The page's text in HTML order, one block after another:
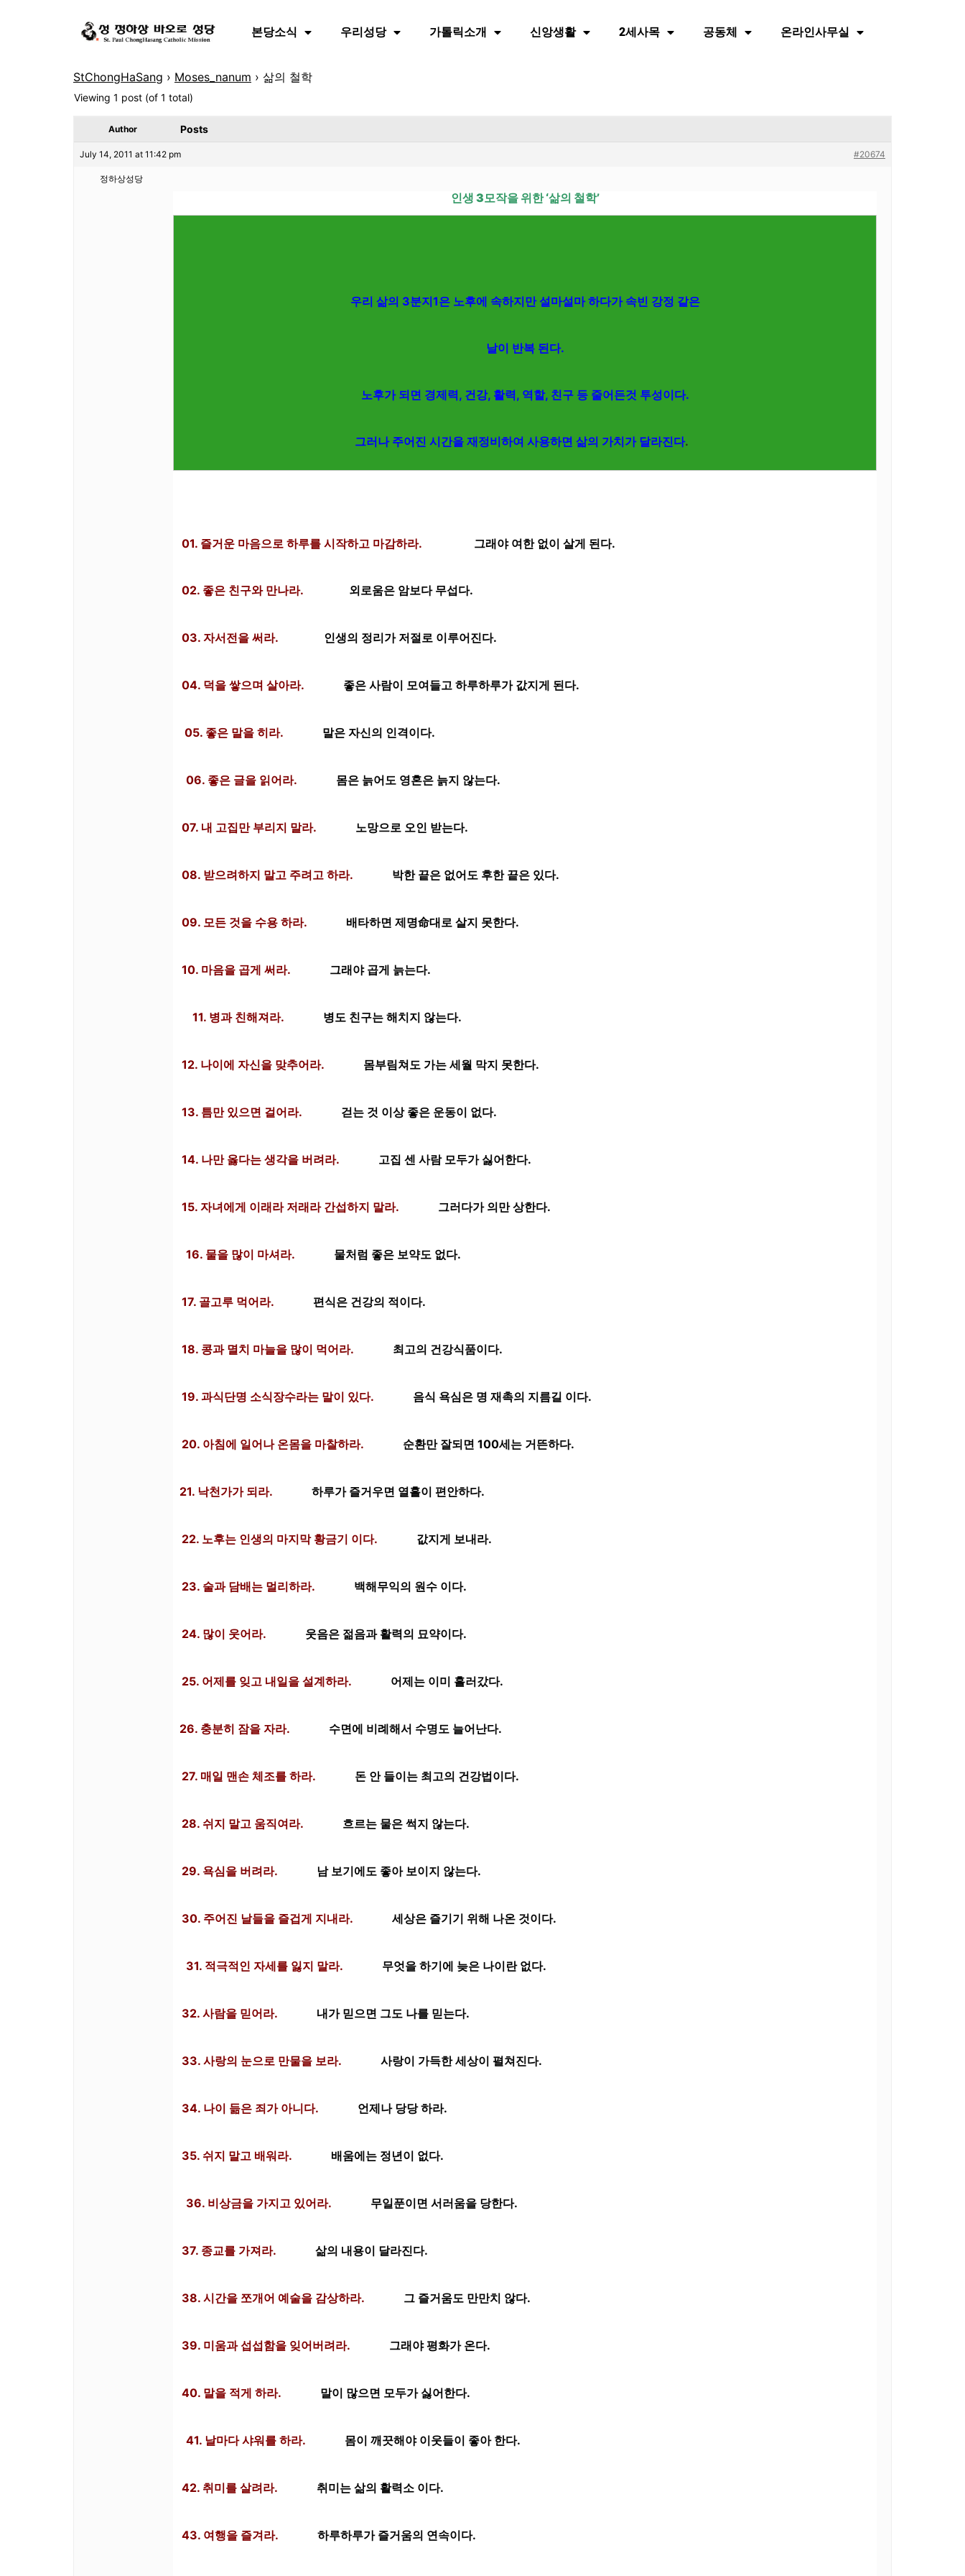
본당소식 우리성당 가톨릭소개 신앙생활 2세사목 공동체 온라인사무실
StChongHaSang › Moses_nanum › 삶의 철학
Viewing 1 post (of 1 total)
Author Posts
July 14, 2011 at 11:42 pm #20674
정하상성당
인생 3모작을 위한 ‘삶의 철학’
우리 삶의 3분지1은 노후에 속하지만 설마설마 하다가 속빈 강정 같은
날이 반복 된다.
노후가 되면 경제력, 건강, 활력, 역할, 친구 등 줄어든것 투성이다.
그러나 주어진 시간을 재정비하여 사용하면 삶의 가치가 달라진다.
01. 즐거운 마음으로 하루를 시작하고 마감하라. 그래야 여한 없이 살게 된다.
02. 좋은 친구와 만나라. 외로움은 암보다 무섭다.
03. 자서전을 써라. 인생의 정리가 저절로 이루어진다.
04. 덕을 쌓으며 살아라. 좋은 사람이 모여들고 하루하루가 값지게 된다.
05. 좋은 말을 히라. 말은 자신의 인격이다.
06. 좋은 글을 읽어라. 몸은 늙어도 영혼은 늙지 않는다.
07. 내 고집만 부리지 말라. 노망으로 오인 받는다.
08. 받으려하지 말고 주려고 하라. 박한 끝은 없어도 후한 끝은 있다.
09. 모든 것을 수용 하라. 배타하면 제명命대로 살지 못한다.
10. 마음을 곱게 써라. 그래야 곱게 늙는다.
11. 병과 친해져라. 병도 친구는 해치지 않는다.
12. 나이에 자신을 맞추어라. 몸부림쳐도 가는 세월 막지 못한다.
13. 틈만 있으면 걸어라. 걷는 것 이상 좋은 운동이 없다.
14. 나만 옳다는 생각을 버려라. 고집 센 사람 모두가 싫어한다.
15. 자녀에게 이래라 저래라 간섭하지 말라. 그러다가 의만 상한다.
16. 물을 많이 마셔라. 물처럼 좋은 보약도 없다.
17. 골고루 먹어라. 편식은 건강의 적이다.
18. 콩과 멸치 마늘을 많이 먹어라. 최고의 건강식품이다.
19. 과식단명 소식장수라는 말이 있다. 음식 욕심은 명 재촉의 지름길 이다.
20. 아침에 일어나 온몸을 마찰하라. 순환만 잘되면 100세는 거뜬하다.
21. 낙천가가 되라. 하루가 즐거우면 열흘이 편안하다.
22. 노후는 인생의 마지막 황금기 이다. 값지게 보내라.
23. 술과 담배는 멀리하라. 백해무익의 원수 이다.
24. 많이 웃어라. 웃음은 젊음과 활력의 묘약이다.
25. 어제를 잊고 내일을 설계하라. 어제는 이미 흘러갔다.
26. 충분히 잠을 자라. 수면에 비례해서 수명도 늘어난다.
27. 매일 맨손 체조를 하라. 돈 안 들이는 최고의 건강법이다.
28. 쉬지 말고 움직여라. 흐르는 물은 썩지 않는다.
29. 욕심을 버려라. 남 보기에도 좋아 보이지 않는다.
30. 주어진 날들을 즐겁게 지내라. 세상은 즐기기 위해 나온 것이다.
31. 적극적인 자세를 잃지 말라. 무엇을 하기에 늦은 나이란 없다.
32. 사람을 믿어라. 내가 믿으면 그도 나를 믿는다.
33. 사랑의 눈으로 만물을 보라. 사랑이 가득한 세상이 펼쳐진다.
34. 나이 듦은 죄가 아니다. 언제나 당당 하라.
35. 쉬지 말고 배워라. 배움에는 정년이 없다.
36. 비상금을 가지고 있어라. 무일푼이면 서러움을 당한다.
37. 종교를 가져라. 삶의 내용이 달라진다.
38. 시간을 쪼개어 예술을 감상하라. 그 즐거움도 만만치 않다.
39. 미움과 섭섭함을 잊어버려라. 그래야 평화가 온다.
40. 말을 적게 하라. 말이 많으면 모두가 싫어한다.
41. 날마다 샤워를 하라. 몸이 깨끗해야 이웃들이 좋아 한다.
42. 취미를 살려라. 취미는 삶의 활력소 이다.
43. 여행을 즐겨라. 하루하루가 즐거움의 연속이다.